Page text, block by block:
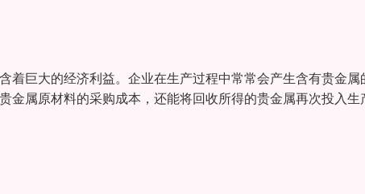
着巨大的经济利益。企业在生产过程中常常会产生含有贵金属
金属原材料的采购成本，还能将回收所得的贵金属再次投入生